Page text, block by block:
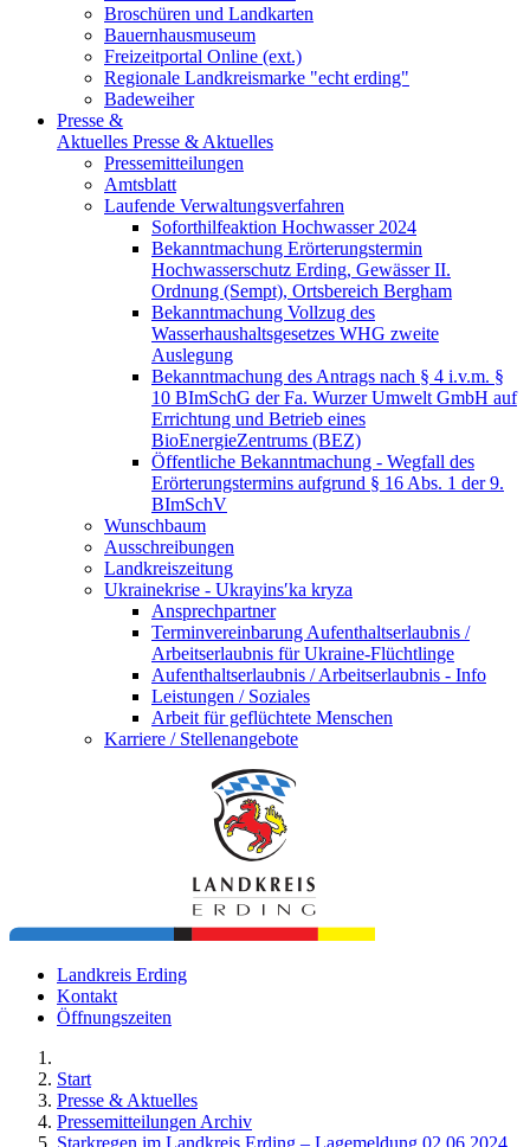
Broschüren und Landkarten
Bauernhausmuseum
Freizeitportal Online (ext.)
Regionale Landkreismarke "echt erding"
Badeweiher
Presse &
Aktuelles Presse & Aktuelles
Pressemitteilungen
Amtsblatt
Laufende Verwaltungsverfahren
Soforthilfeaktion Hochwasser 2024
Bekanntmachung Erörterungstermin
Hochwasserschutz Erding, Gewässer II.
Ordnung (Sempt), Ortsbereich Bergham
Bekanntmachung Vollzug des
Wasserhaushaltsgesetzes WHG zweite
Auslegung
Bekanntmachung des Antrags nach § 4 i.v.m. §
10 BImSchG der Fa. Wurzer Umwelt GmbH auf
Errichtung und Betrieb eines
BioEnergieZentrums (BEZ)
Öffentliche Bekanntmachung - Wegfall des
Erörterungstermins aufgrund § 16 Abs. 1 der 9.
BImSchV
Wunschbaum
Ausschreibungen
Landkreiszeitung
Ukrainekrise - Ukrayinsʹka kryza
Ansprechpartner
Terminvereinbarung Aufenthaltserlaubnis /
Arbeitserlaubnis für Ukraine-Flüchtlinge
Aufenthaltserlaubnis / Arbeitserlaubnis - Info
Leistungen / Soziales
Arbeit für geflüchtete Menschen
Karriere / Stellenangebote
Landkreis Erding
Kontakt
Öffnungszeiten
Start
Presse & Aktuelles
Pressemitteilungen Archiv
Starkregen im Landkreis Erding – Lagemeldung 02.06.2024,